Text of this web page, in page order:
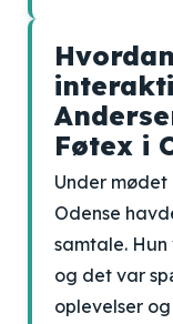
Føtex i
Under mødet
Odense
samtale.
og det var
oplevelser